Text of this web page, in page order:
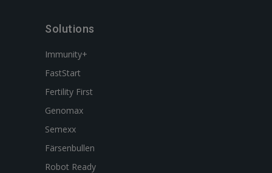
Solutions
Immunity+
FastStart
Fertility First
Genomax
Semexx
Färsenbullen
Robot Ready